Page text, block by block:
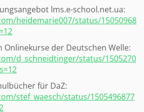
lms.e-school.net.ua:
heidemarie007/status/15050968
Onlinekurse der Deutschen Welle:
d_schneidtinger/status/1505270
für DaZ:
stef_waesch/status/1505496877